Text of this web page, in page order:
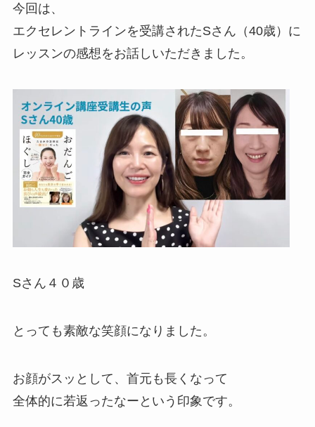
今回は、
エクセレントラインを受講されたSさん（40歳）に
レッスンの感想をお話しいただきました。
Sさん４０歳
とっても素敵な笑顔になりました。
お顔がスッとして、首元も長くなって
全体的に若返ったなーという印象です。